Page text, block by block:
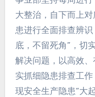
大整治，自下而上
患进行全面排查辨
底，不留死角”，切
解决问题，以高效
实抓细隐患排查工
现安全生产隐患“大